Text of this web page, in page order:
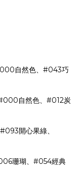
自然色、#043巧
自然色、#012炭
開心果綠、
珊瑚、#054經典